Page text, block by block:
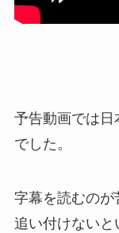
予告動画では日
でした。
字幕を読むのが
追い付けない